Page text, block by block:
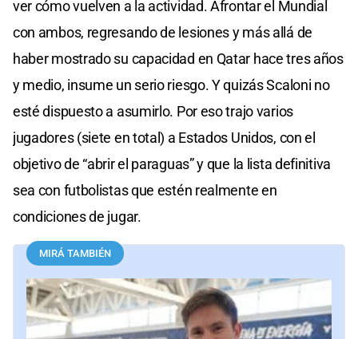
ver cómo vuelven a la actividad. Afrontar el Mundial
con ambos, regresando de lesiones y más allá de
haber mostrado su capacidad en Qatar hace tres años
y medio, insume un serio riesgo. Y quizás Scaloni no
esté dispuesto a asumirlo. Por eso trajo varios
jugadores (siete en total) a Estados Unidos, con el
objetivo de “abrir el paraguas” y que la lista definitiva
sea con futbolistas que estén realmente en
condiciones de jugar.
MIRÁ TAMBIÉN